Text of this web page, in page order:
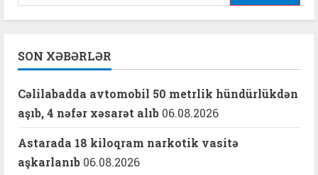
SON XƏBƏRLƏR
Cəlilabadda avtomobil 50 metrlik hündürlükdən
aşıb, 4 nəfər xəsarət alıb 06.08.2026
Astarada 18 kiloqram narkotik vasitə
aşkarlanıb 06.08.2026